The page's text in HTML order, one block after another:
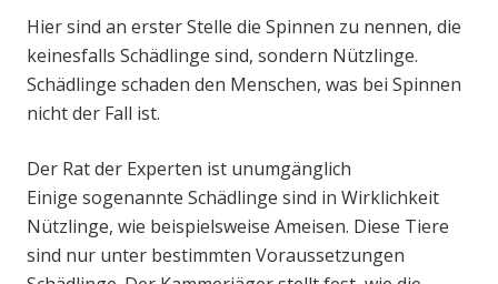
Hier sind an erster Stelle die Spinnen zu nennen, die
keinesfalls Schädlinge sind, sondern Nützlinge.
Schädlinge schaden den Menschen, was bei Spinnen
nicht der Fall ist.
Der Rat der Experten ist unumgänglich
Einige sogenannte Schädlinge sind in Wirklichkeit
Nützlinge, wie beispielsweise Ameisen. Diese Tiere
sind nur unter bestimmten Voraussetzungen